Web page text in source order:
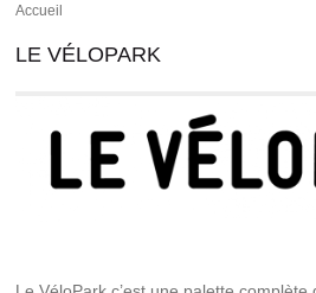
Fil
Accueil
LE VÉLOPARK